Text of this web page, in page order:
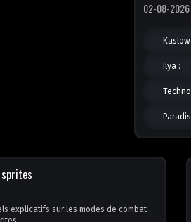
02-08-
Kaslow
Ilya :
explicatifs sur les modes de combat